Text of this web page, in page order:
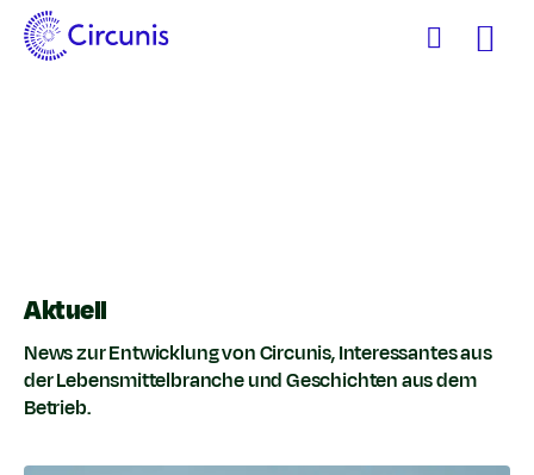
Zum
Inhalt
Aktuell
News zur Entwicklung von Circunis, Interessantes aus
der Lebensmittelbranche und Geschichten aus dem
Betrieb.